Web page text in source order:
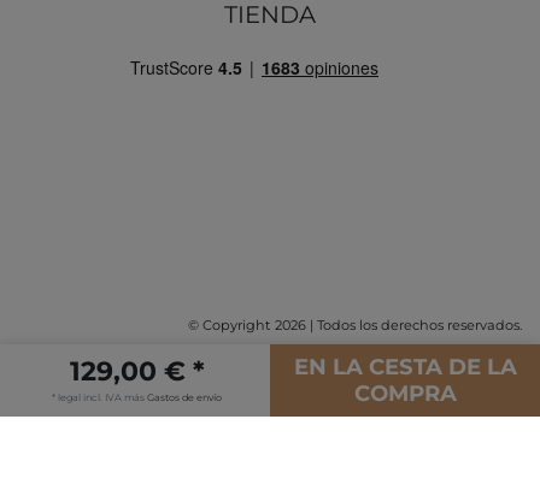
129,00 € *
* legal incl. IVA más Gastos de envío
EN LA CESTA DE LA
COMPRA